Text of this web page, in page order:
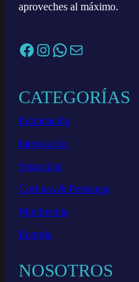
aproveches al máximo.
Facebook Instagram WhatsApp Correo electrónico
CATEGORÍAS
Iluminación
Integración
Seguridad
Cortinas & Persianas
Multimedia
Energia
NOSOTROS